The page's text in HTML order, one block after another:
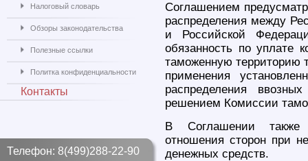
Соглашением
распределения между
и Российской
обязанность по уплате
таможенную территорию
применения
распределения
решением Комиссии
В Соглашении также
отношения сторон при
денежных средств.
Налоговый словарь
Обзоры законодательства
Полезные ссылки
Политка конфиденциальности
Контакты
Телефон: 8(499)288-22-90